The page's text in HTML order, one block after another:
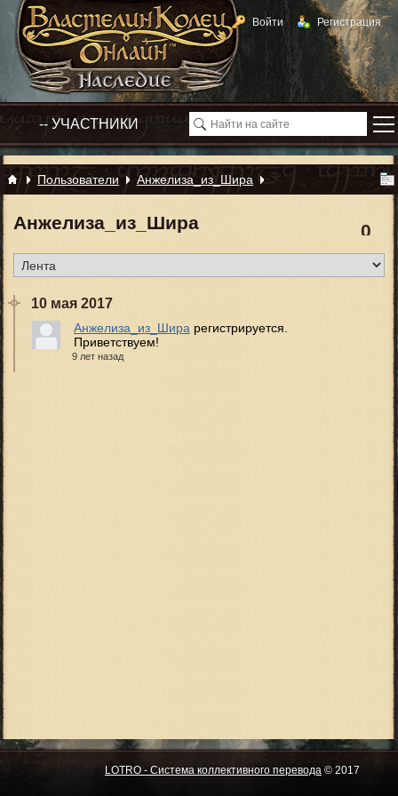
Войти Регистрация
Пользователи Анжелиза_из_Шира
0
Анжелиза_из_Шира
10 мая 2017
Анжелиза_из_Шира регистрируется.
Приветствуем!
9 лет назад
LOTRO - Система коллективного перевода © 2017